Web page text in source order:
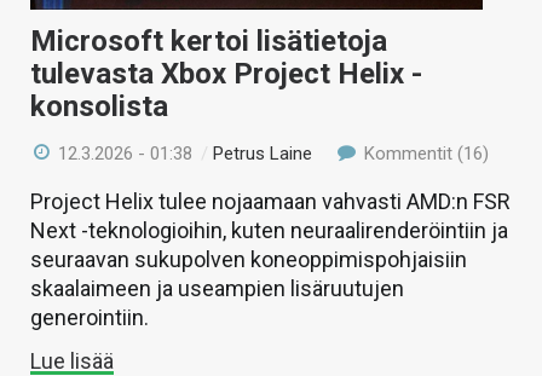
Microsoft kertoi lisätietoja
tulevasta Xbox Project Helix -
konsolista
12.3.2026 - 01:38 /Petrus Laine Kommentit (16)
Project Helix tulee nojaamaan vahvasti AMD:n FSR
Next -teknologioihin, kuten neuraalirenderöintiin ja
seuraavan sukupolven koneoppimispohjaisiin
skaalaimeen ja useampien lisäruutujen
generointiin.
Lue lisää